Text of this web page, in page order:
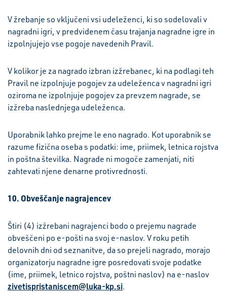
V žrebanje so vključeni vsi udeleženci, ki so sodelovali v
nagradni igri, v predvidenem času trajanja nagradne igre in
izpolnjujejo vse pogoje navedenih Pravil.
V kolikor je za nagrado izbran izžrebanec, ki na podlagi teh
Pravil ne izpolnjuje pogojev za udeleženca v nagradni igri
oziroma ne izpolnjuje pogojev za prevzem nagrade, se
izžreba naslednjega udeleženca.
Uporabnik lahko prejme le eno nagrado. Kot uporabnik se
razume fizična oseba s podatki: ime, priimek, letnica rojstva
in poštna številka. Nagrade ni mogoče zamenjati, niti
zahtevati njene denarne protivrednosti.
10. Obveščanje nagrajencev
Štiri (4) izžrebani nagrajenci bodo o prejemu nagrade
obveščeni po e-pošti na svoj e-naslov. V roku petih
delovnih dni od seznanitve, da so prejeli nagrado, morajo
organizatorju nagradne igre posredovati svoje podatke
(ime, priimek, letnico rojstva, poštni naslov) na e-naslov
zivetispristaniscem@luka-kp.si.